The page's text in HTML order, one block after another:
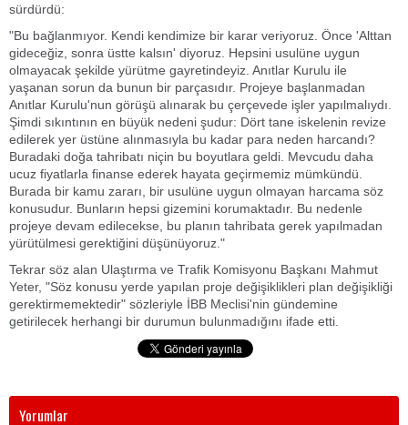
sürdürdü:
"Bu bağlanmıyor. Kendi kendimize bir karar veriyoruz. Önce 'Alttan
gideceğiz, sonra üstte kalsın' diyoruz. Hepsini usulüne uygun
olmayacak şekilde yürütme gayretindeyiz. Anıtlar Kurulu ile
yaşanan sorun da bunun bir parçasıdır. Projeye başlanmadan
Anıtlar Kurulu'nun görüşü alınarak bu çerçevede işler yapılmalıydı.
Şimdi sıkıntının en büyük nedeni şudur: Dört tane iskelenin revize
edilerek yer üstüne alınmasıyla bu kadar para neden harcandı?
Buradaki doğa tahribatı niçin bu boyutlara geldi. Mevcudu daha
ucuz fiyatlarla finanse ederek hayata geçirmemiz mümkündü.
Burada bir kamu zararı, bir usulüne uygun olmayan harcama söz
konusudur. Bunların hepsi gizemini korumaktadır. Bu nedenle
projeye devam edilecekse, bu planın tahribata gerek yapılmadan
yürütülmesi gerektiğini düşünüyoruz."
Tekrar söz alan Ulaştırma ve Trafik Komisyonu Başkanı Mahmut
Yeter, "Söz konusu yerde yapılan proje değişiklikleri plan değişikliği
gerektirmemektedir" sözleriyle İBB Meclisi'nin gündemine
getirilecek herhangi bir durumun bulunmadığını ifade etti.
Yorumlar